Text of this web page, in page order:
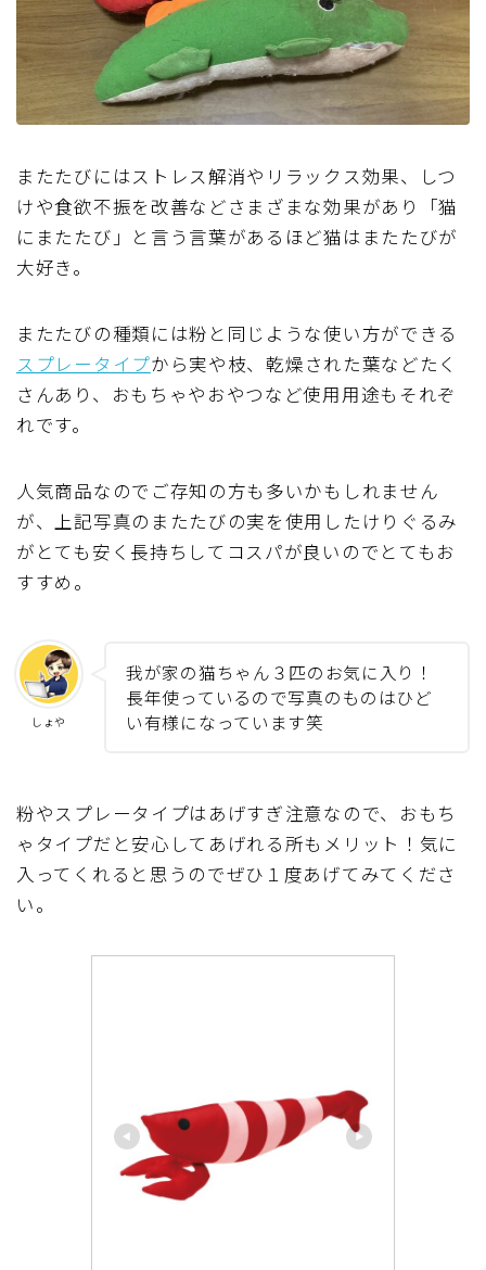
またたびにはストレス解消やリラックス効果、しつ
けや食欲不振を改善などさまざまな効果があり「猫
にまたたび」と言う言葉があるほど猫はまたたびが
大好き。
またたびの種類には粉と同じような使い方ができる
スプレータイプから実や枝、乾燥された葉などたく
さんあり、おもちゃやおやつなど使用用途もそれぞ
れです。
人気商品なのでご存知の方も多いかもしれません
が、上記写真のまたたびの実を使用したけりぐるみ
がとても安く長持ちしてコスパが良いのでとてもお
すすめ。
しょや
我が家の猫ちゃん３匹のお気に入り！
長年使っているので写真のものはひど
い有様になっています笑
粉やスプレータイプはあげすぎ注意なので、おもち
ゃタイプだと安心してあげれる所もメリット！気に
入ってくれると思うのでぜひ１度あげてみてくださ
い。